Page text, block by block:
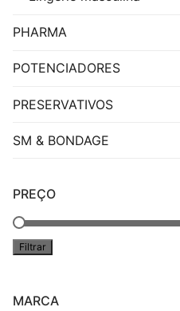
PHARMA
POTENCIADORES
PRESERVATIVOS
SM & BONDAGE
PREÇO
Filtrar
MARCA